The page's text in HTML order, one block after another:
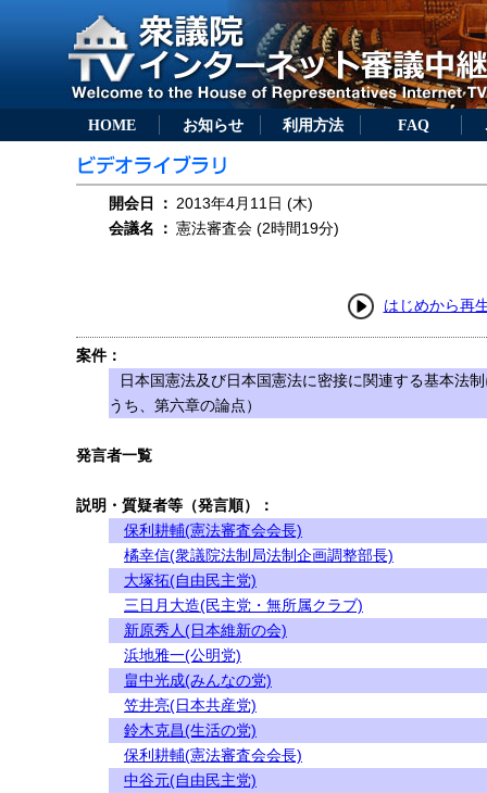
HOME お知らせ 利用方法 FAQ
開会日 ： 2013年4月11日 (木)
会議名
： 憲法審査会 (2時間19分)
はじめから再
案件：
日本国憲法及び日本国憲法に密接に関連する基本法
うち、第六章の論点）
発言者一覧
説明・質疑者等（発言順）：
保利耕輔(憲法審査会会長)
橘幸信(衆議院法制局法制企画調整部長)
大塚拓(自由民主党)
三日月大造(民主党・無所属クラブ)
新原秀人(日本維新の会)
浜地雅一(公明党)
畠中光成(みんなの党)
笠井亮(日本共産党)
鈴木克昌(生活の党)
保利耕輔(憲法審査会会長)
中谷元(自由民主党)